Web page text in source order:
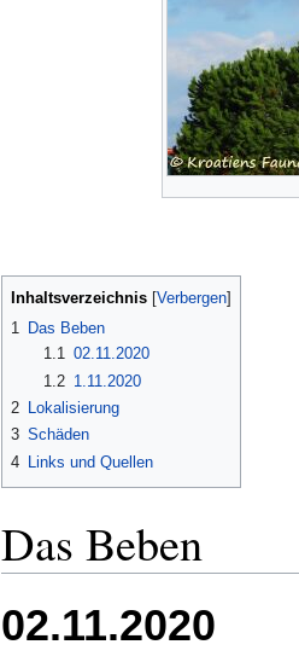
Inhaltsverzeichnis
1 Das Beben
1.1 02.11.2020
1.2 1.11.2020
2 Lokalisierung
3 Schäden
4
Links und Quellen
Das Beben
02.11.2020